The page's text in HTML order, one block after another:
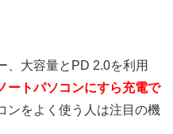
、大容量とPD 2.0を利用
ートパソコンにすら充電で
ンをよく使う人は注目の機